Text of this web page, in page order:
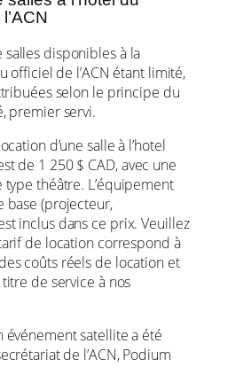
disponibles à la
officiel de l’ACN étant limité,
selon le principe du
premier servi.
d’une salle à l’hotel
de 1 250 $ CAD, avec une
théâtre. L’équipement
base (projecteur,
inclus dans ce prix. Veuillez
de location correspond à
coûts réels de location et
de service à nos
événement satellite a été
de l’ACN, Podium